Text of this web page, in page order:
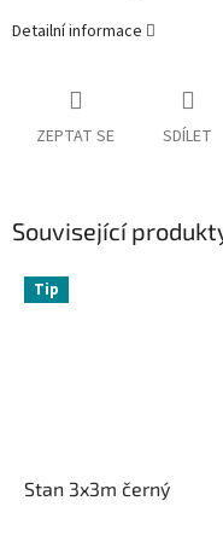
Detailní informace
ZEPTAT SE SDÍLET
Související
Tip
Stan 3x3m černý